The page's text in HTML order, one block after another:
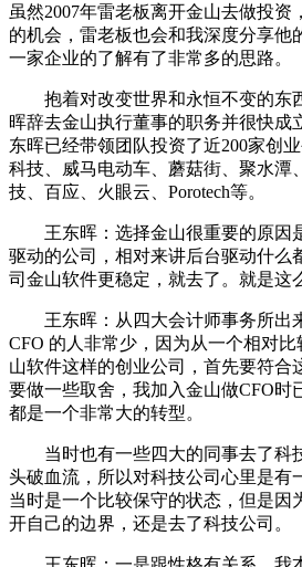
虽然2007年雷老板离开金山去做投资
的机会，雷老板也会和我深度分享他
一家企业的了解有了非常多的思路。
抱着对改变世界和永恒不变的东
晖辞去金山执行董事的职务并很快成
东晖已经带领团队投资了近200家创
科技、威马电动车、蘑菇街、聚水潭
技、百应、火眼云、Porotech等。
王东晖：选择金山很重要的原因
驱动的公司，相对来讲后台驱动什么
司金山软件更稳定，就去了。就是这
王东晖：从四大会计师事务所出
CFO 的人非常少，因为从一个相对
山软件这样的创业公司，首先要符合
要做一些取舍，我加入金山做CFO时
都是一个非常大的转型。
当时也有一些四大的同事去了科
头破血流，所以对科技公司心里是有
当时是一个比较保守的状态，但是因
开自己的边界，还是去了科技公司。